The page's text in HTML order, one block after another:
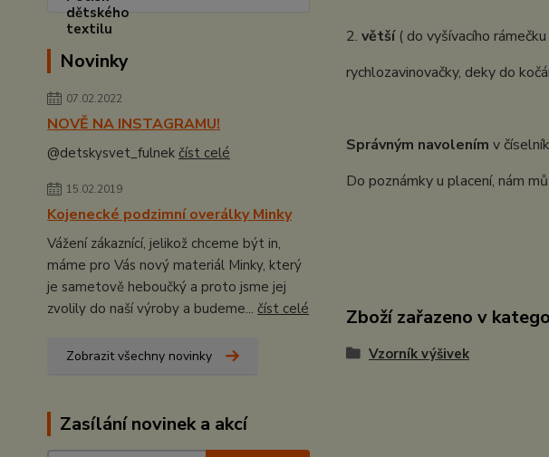
Novinky
07.02.2022
NOVĚ NA INSTAGRAMU!
@detskysvet_fulnek číst celé
15.02.2019
Kojenecké podzimní overálky Minky
Vážení zákaznící, jelikož chceme být in,
máme pro Vás nový materiál Minky, který
je sametově heboučký a proto jsme jej
zvolily do naší výroby a budeme... číst celé
Zobrazit všechny novinky
Zasílání novinek a akcí
2. větší( do vyšívacího
rychlozavinovačky, deky do
Správným navolením v
Do poznámky u placení, nám
Zboží zařazeno v
Vzorník výšivek